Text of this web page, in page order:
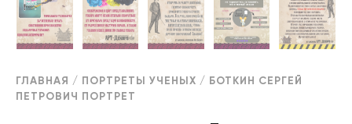
ГЛАВНАЯ / ПОРТРЕТЫ УЧЕНЫХ / БОТКИН СЕРГЕЙ
ПЕТРОВИЧ ПОРТРЕТ